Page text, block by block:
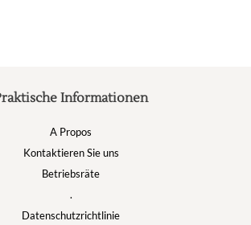
Informationen
A Propos
Kontaktieren Sie uns
Betriebsräte
.
Datenschutzrichtlinie